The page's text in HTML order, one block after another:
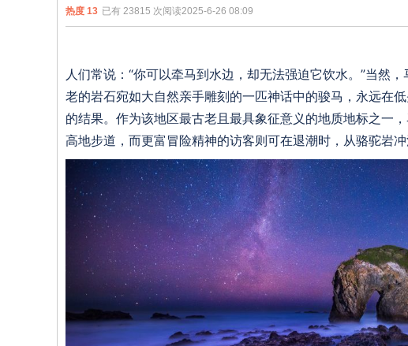
爱
跑
热度 13 已有 23815 次阅读2025-6-26 08:09
人们常说：“你可以牵马到水边，却无法强迫它饮水。”当然
老的岩石宛如大自然亲手雕刻的一匹神话中的骏马，永远在
的结果。作为该地区最古老且最具象征意义的地质地标之一
高地步道，而更富冒险精神的访客则可在退潮时，从骆驼岩冲